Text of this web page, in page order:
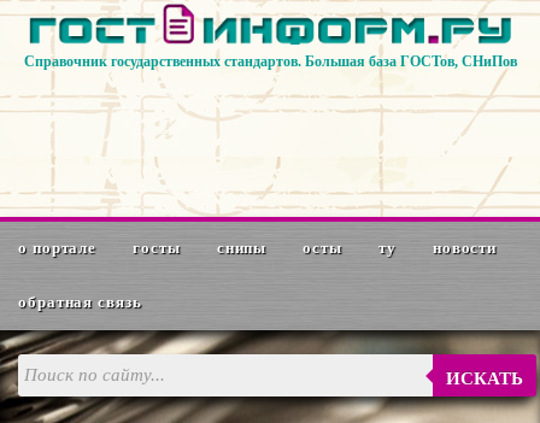
Справочник государственных стандартов. Большая база ГОСТов, СНиПов
о портале госты снипы осты ту новости
обратная связь
ИСКАТЬ